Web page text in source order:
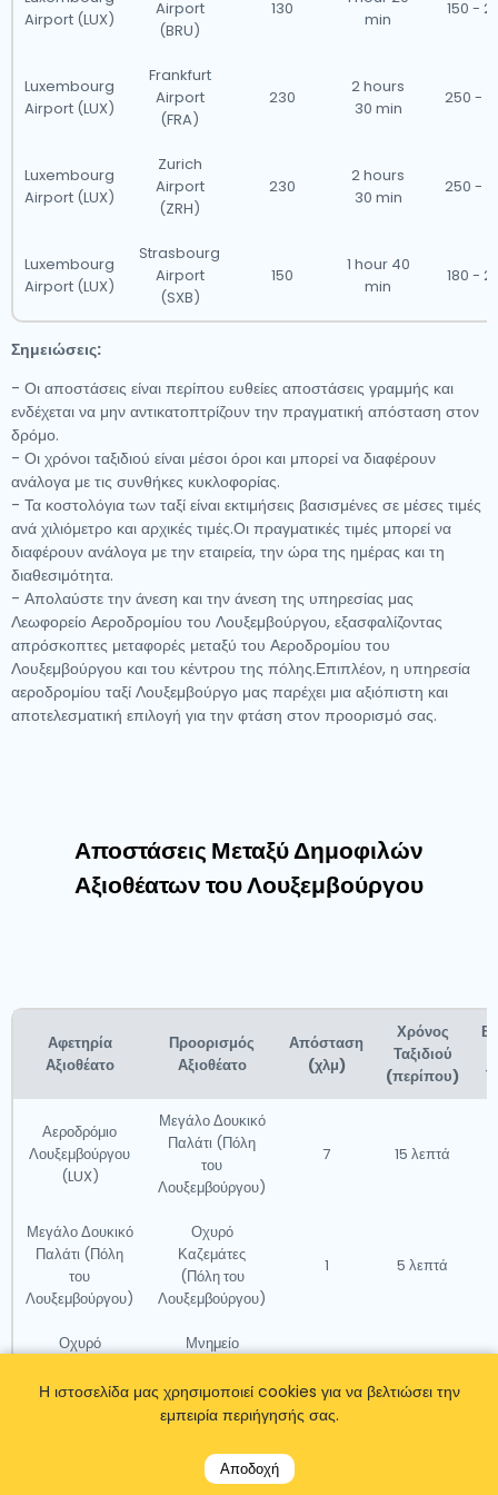
της μεταφοράς από/προς το αεροδρόμιο μέσω του ιστότοπό
διαδρομή.
ταξί, και θα θέλαμε να σας καθοδηγήσουμε σε μερικές από
τις πιο συνηθισμένες ερωτήσεις σχετικά με τη χρήση ενός
Τα ταξί μας λειτουργούν από όλα τα μεγάλα διεθνή
αεροδρόμια στο Λουξεμβούργο, καθιστώντας το
προσβάσιμο από πόλεις σε ολόκληρη τη χώρα και
πέρα.Παρακάτω υπάρχει μια λίστα με τα αεροδρόμια όπου οι
ταξί μας είναι διαθέσιμα 24/7.
Airport (LUX)
Airport
(BRU)
130
min
150 -
Luxembourg
Airport (LUX)
Frankfurt
Airport
(FRA)
230
2 hours
30 min
250 -
Luxembourg
Airport (LUX)
Zurich
Airport
(ZRH)
230
2 hours
30 min
250 -
Luxembourg
Airport (LUX)
Strasbourg
Airport
(SXB)
150
1 hour 40
min
180 -
Σημειώσεις:
- Οι αποστάσεις είναι περίπου ευθείες αποστάσεις γραμμής και
ενδέχεται να μην αντικατοπτρίζουν την πραγματική απόσταση στον
δρόμο.
- Οι χρόνοι ταξιδιού είναι μέσοι όροι και μπορεί να διαφέρουν
ανάλογα με τις συνθήκες κυκλοφορίας.
- Τα κοστολόγια των ταξί είναι εκτιμήσεις βασισμένες σε μέσες τιμές
ανά χιλιόμετρο και αρχικές τιμές.Οι πραγματικές τιμές μπορεί να
διαφέρουν ανάλογα με την εταιρεία, την ώρα της ημέρας και τη
διαθεσιμότητα.
- Απολαύστε την άνεση και την άνεση της υπηρεσίας μας
Λεωφορείο Αεροδρομίου του Λουξεμβούργου, εξασφαλίζοντας
απρόσκοπτες μεταφορές μεταξύ του Αεροδρομίου του
Λουξεμβούργου και του κέντρου της πόλης.Επιπλέον, η υπηρεσία
αεροδρομίου ταξί Λουξεμβούργο μας παρέχει μια αξιόπιστη και
αποτελεσματική επιλογή για την φτάση στον προορισμό σας.
Αποστάσεις Μεταξύ Δημοφιλών
Αξιοθέατων του Λουξεμβούργου
Αφετηρία
Αξιοθέατο
Προορισμός
Αξιοθέατο
Απόσταση
(χλμ)
Χρόνος
Ταξιδιού
(περίπου)
Αεροδρόμιο
Λουξεμβούργου
(LUX)
Μεγάλο Δουκικό
Παλάτι (Πόλη
του
Λουξεμβούργου)
7 15 λεπτά
Μεγάλο Δουκικό
Παλάτι (Πόλη
του
Λουξεμβούργου)
Οχυρό
Καζεμάτες
(Πόλη του
Λουξεμβούργου)
1 5 λεπτά
Οχυρό
(Πόλη του
Μνημείο
Τεμένους
Λουξεμβούργου
Parc
Merveilleux
Η ιστοσελίδα μας χρησιμοποιεί cookies για να βελτιώσει την
εμπειρία περιήγησής σας.
Αποδοχή